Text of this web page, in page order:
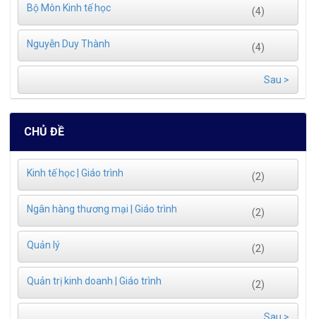
Bộ Môn Kinh tế học (4)
Nguyễn Duy Thành (4)
Sau >
CHỦ ĐỀ
Kinh tế học | Giáo trình (2)
Ngân hàng thương mại | Giáo trình (2)
Quản lý (2)
Quản trị kinh doanh | Giáo trình (2)